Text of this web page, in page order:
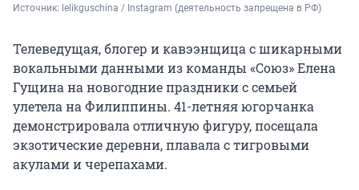
Источник: lelikguschina / Instagram (деятельность запрещена в РФ)
Телеведущая, блогер и кавээнщица с шикарными
вокальными данными из команды «Союз» Елена
Гущина на новогодние праздники с семьей
улетела на Филиппины. 41-летняя югорчанка
демонстрировала отличную фигуру, посещала
экзотические деревни, плавала с тигровыми
акулами и черепахами.